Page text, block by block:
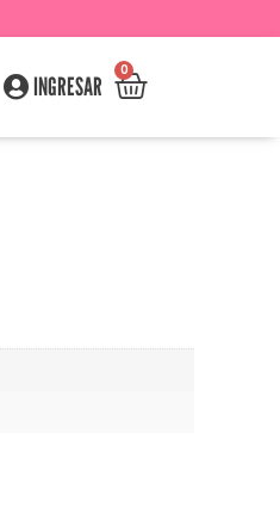
INGRESAR
0